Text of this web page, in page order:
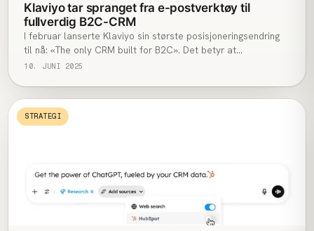
Klaviyo tar spranget fra e-postverktøy til
fullverdig B2C-CRM
I februar lanserte Klaviyo sin største posisjoneringsendring
til nå: «The only CRM built for B2C». Det betyr at
plattformen ikke lenger bare er et marketing-verktøy, men et
skreddersydd for forbruker­merker.
10. JUNI 2025
STRATEGI